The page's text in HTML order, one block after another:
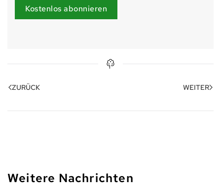
Kostenlos abonnieren
ZURÜCK WEITER
Weitere Nachrichten